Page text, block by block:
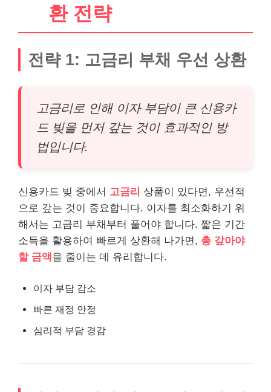
환 전략
전략 1: 고금리 부채 우선 상환
고금리로 인해 이자 부담이 큰 신용카
드 빚을 먼저 갚는 것이 효과적인 방
법입니다.
신용카드 빚 중에서 고금리 상품이 있다면, 우선적
으로 갚는 것이 중요합니다. 이자를 최소화하기 위
해서는 고금리 부채부터 풀어야 합니다. 짧은 기간
소득을 활용하여 빠르게 상환해 나가면, 총 갚아야
할 금액을 줄이는 데 유리합니다.
이자 부담 감소
빠른 재정 안정
심리적 부담 경감